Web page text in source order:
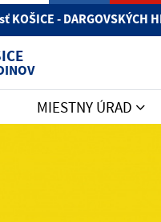
- DARGOVSKÝCH
MIESTNY ÚRAD